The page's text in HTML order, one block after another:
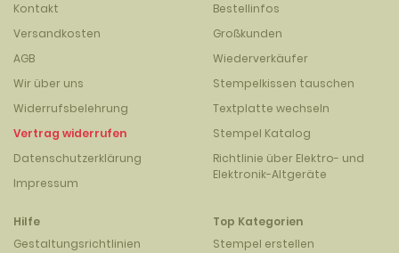
Kontakt
Versandkosten
AGB
Wir über uns
Widerrufsbelehrung
Vertrag widerrufen
Datenschutzerklärung
Impressum
Bestellinfos
Großkunden
Wiederverkäufer
Stempelkissen tauschen
Textplatte wechseln
Stempel Katalog
Richtlinie über Elektro- und
Elektronik-Altgeräte
Hilfe
Gestaltungsrichtlinien
Top Kategorien
Stempel erstellen